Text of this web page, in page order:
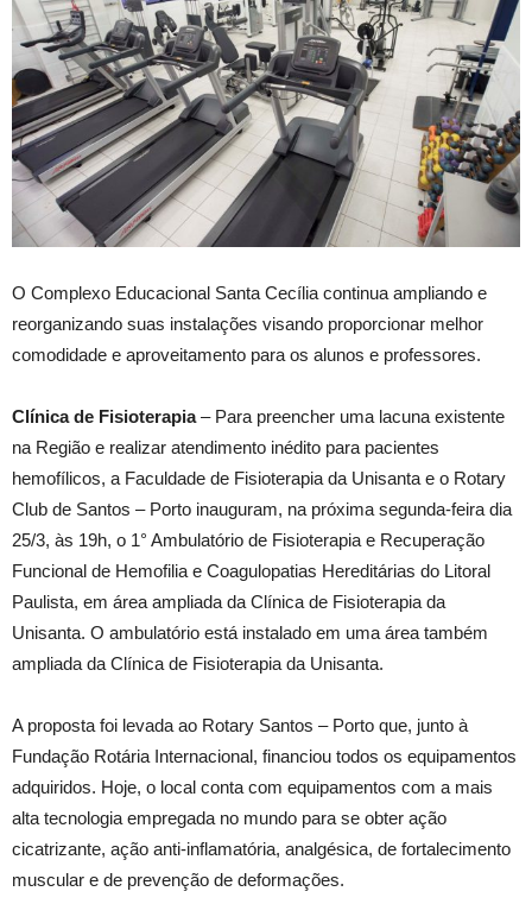
O Complexo Educacional Santa Cecília continua ampliando e
reorganizando suas instalações visando proporcionar melhor
comodidade e aproveitamento para os alunos e professores.
Clínica de Fisioterapia– Para preencher uma lacuna existente
na Região e realizar atendimento inédito para pacientes
hemofílicos, a Faculdade de Fisioterapia da Unisanta e o Rotary
Club de Santos – Porto inauguram, na próxima segunda-feira dia
25/3, às 19h, o 1° Ambulatório de Fisioterapia e Recuperação
Funcional de Hemofilia e Coagulopatias Hereditárias do Litoral
Paulista, em área ampliada da Clínica de Fisioterapia da
Unisanta. O ambulatório está instalado em uma área também
ampliada da Clínica de Fisioterapia da Unisanta.
A proposta foi levada ao Rotary Santos – Porto que, junto à
Fundação Rotária Internacional, financiou todos os equipamentos
adquiridos. Hoje, o local conta com equipamentos com a mais
alta tecnologia empregada no mundo para se obter ação
cicatrizante, ação anti-inflamatória, analgésica, de fortalecimento
muscular e de prevenção de deformações.